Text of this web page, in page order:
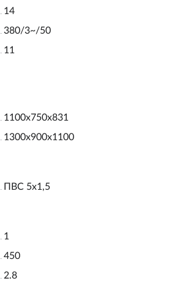
14
380/3~/50
11
1100х750х831
1300х900х1100
ПВС 5х1,5
1
450
2.8